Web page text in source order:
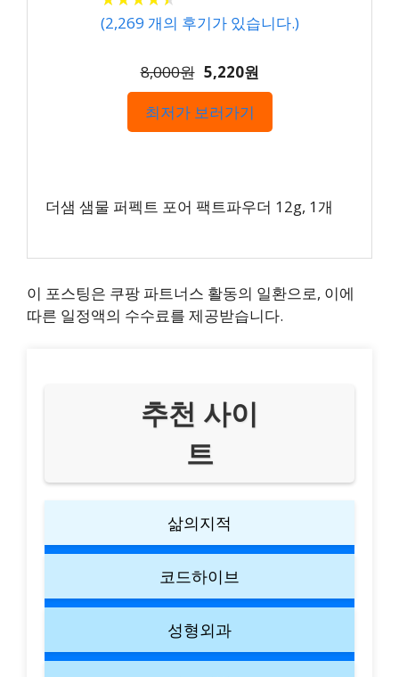
(2,269 개의 후기가 있습니다.)
8,000원 5,220원
최저가 보러가기
더샘 샘물 퍼펙트 포어 팩트파우더 12g, 1개
이 포스팅은 쿠팡 파트너스 활동의 일환으로, 이에
따른 일정액의 수수료를 제공받습니다.
추천 사이
트
삶의지적
코드하이브
성형외과